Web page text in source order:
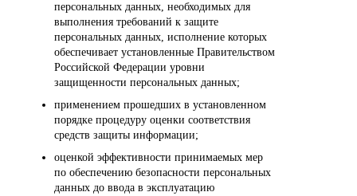
персональных данных, необходимых для
выполнения требований к защите
персональных данных, исполнение которых
обеспечивает установленные Правительством
Российской Федерации уровни
защищенности персональных данных;
применением прошедших в установленном
порядке процедуру оценки соответствия
средств защиты информации;
оценкой эффективности принимаемых мер
по обеспечению безопасности персональных
данных до ввода в эксплуатацию